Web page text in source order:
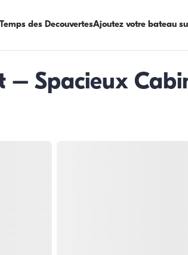
des DecouvertesAjoutez votre bateau
– Spacieux